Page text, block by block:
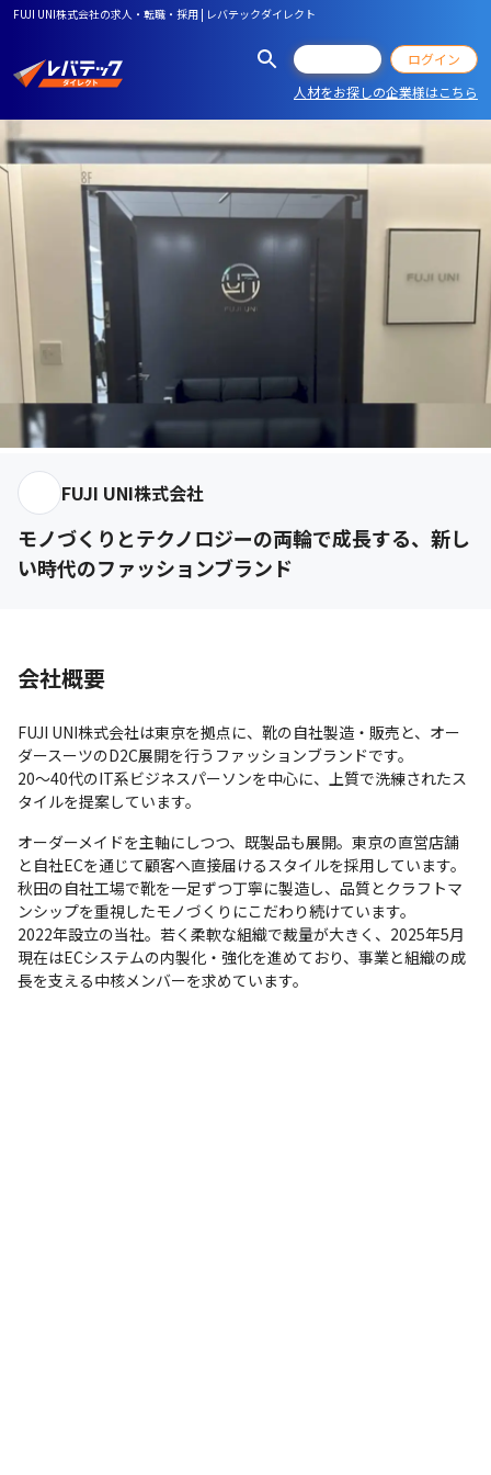
FUJI UNI株式会社の求人・転職・採用 | レバテックダイレクト
ログイン
人材をお探しの企業様はこちら
FUJI UNI株式会社
モノづくりとテクノロジーの両輪で成長する、新し
い時代のファッションブランド
会社概要
FUJI UNI株式会社は東京を拠点に、靴の自社製造・販売と、オー
ダースーツのD2C展開を行うファッションブランドです。
20〜40代のIT系ビジネスパーソンを中心に、上質で洗練されたス
タイルを提案しています。
オーダーメイドを主軸にしつつ、既製品も展開。東京の直営店舗
と自社ECを通じて顧客へ直接届けるスタイルを採用しています。
秋田の自社工場で靴を一足ずつ丁寧に製造し、品質とクラフトマ
ンシップを重視したモノづくりにこだわり続けています。
2022年設立の当社。若く柔軟な組織で裁量が大きく、2025年5月
現在はECシステムの内製化・強化を進めており、事業と組織の成
長を支える中核メンバーを求めています。